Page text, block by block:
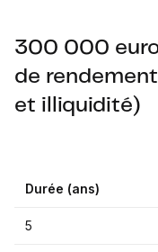
300 000
de
et illiquidité)
Durée (ans)
5